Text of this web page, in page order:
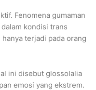
Fenomena gumaman
kondisi trans
terjadi pada orang
ini disebut glossolalia
emosi yang ekstrem.